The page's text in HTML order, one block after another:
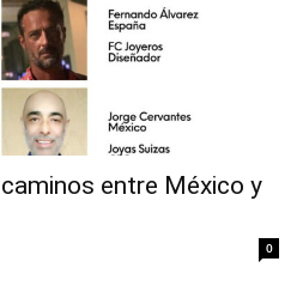
entre México y
0